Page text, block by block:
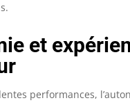
et
performances,